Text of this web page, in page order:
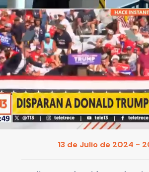
13 de Julio de 2024 -